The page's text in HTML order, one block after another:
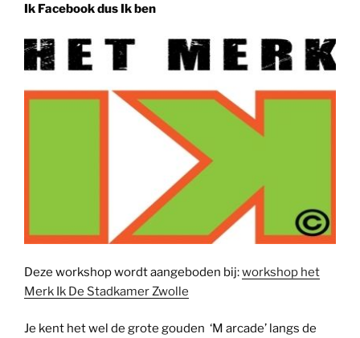
Ik Facebook dus Ik ben
Deze workshop wordt aangeboden bij:workshop het
Merk Ik De Stadkamer Zwolle
Je kent het wel de grote gouden ‘M arcade’ langs de